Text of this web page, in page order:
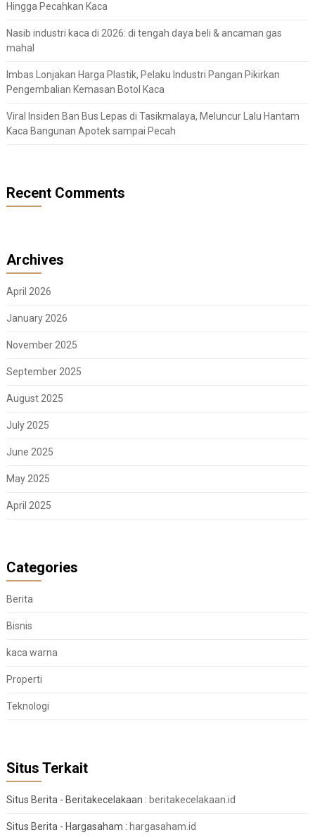
Hingga Pecahkan Kaca
Nasib industri kaca di 2026: di tengah daya beli & ancaman gas
mahal
Imbas Lonjakan Harga Plastik, Pelaku Industri Pangan Pikirkan
Pengembalian Kemasan Botol Kaca
Viral Insiden Ban Bus Lepas di Tasikmalaya, Meluncur Lalu Hantam
Kaca Bangunan Apotek sampai Pecah
Recent Comments
Archives
April 2026
January 2026
November 2025
September 2025
August 2025
July 2025
June 2025
May 2025
April 2025
Categories
Berita
Bisnis
kaca warna
Properti
Teknologi
Situs Terkait
Situs Berita - Beritakecelakaan : beritakecelakaan.id
Situs Berita - Hargasaham : hargasaham.id